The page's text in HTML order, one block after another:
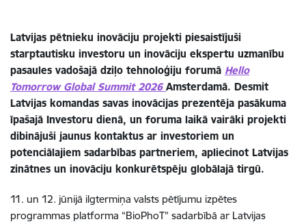
Latvijas pētnieku inovāciju projekti piesaistījuši
starptautisku investoru un inovāciju ekspertu uzmanību
pasaules vadošajā dziļo tehnoloģiju forumā Hello
Tomorrow Global Summit 2026 Amsterdamā. Desmit
Latvijas komandas savas inovācijas prezentēja pasākuma
īpašajā Investoru dienā, un foruma laikā vairāki projekti
dibinājuši jaunus kontaktus ar investoriem un
potenciālajiem sadarbības partneriem, apliecinot Latvijas
zinātnes un inovāciju konkurētspēju globālajā tirgū.
11. un 12. jūnijā ilgtermiņa valsts pētījumu izpētes
programmas platforma “BioPhoT” sadarbībā ar Latvijas